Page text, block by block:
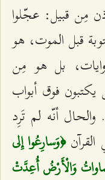
مِن قبيل: عجّلوا
قبل الموت، هو
بل هو مِن
فوق أبواب
أنّه لم تَرِد
القرآن﴿وَسارِعُوا إِلى‌
وَالْأَرْضُ أُعِدَّتْ